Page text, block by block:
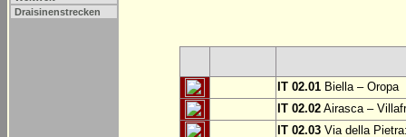
Draisinenstrecken
IT 02.01 Biella – Oropa
IT 02.02 Airasca –
IT 02.03 Via della